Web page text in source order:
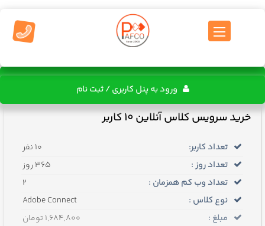
ورود به پنل کاربری / ثبت نام
خرید سرویس کلاس آنلاین 10 کاربر
تعداد کاربر:
10 نفر
تعداد روز :
تعداد وب کم همزمان :
2
نوع کلاس :
Adobe Connect
مبلغ :
1,684,800 تومان